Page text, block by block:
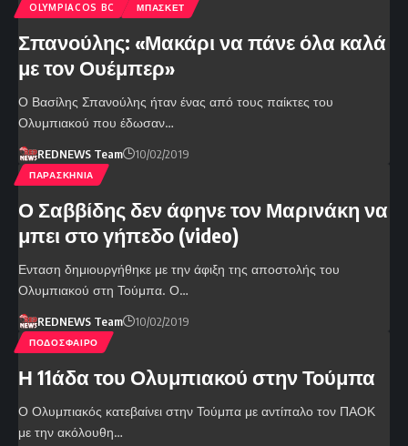
OLYMPIACOS BC ΜΠΑΣΚΕΤ
Σπανούλης: «Μακάρι να πάνε όλα καλά
με τον Ουέμπερ»
Ο Βασίλης Σπανούλης ήταν ένας από τους παίκτες του
Ολυμπιακού που έδωσαν…
REDNEWS Team 10/02/2019
ΠΑΡΑΣΚΗΝΙΑ
Ο Σαββίδης δεν άφηνε τον Μαρινάκη να
μπει στο γήπεδο (video)
Ενταση δημιουργήθηκε με την άφιξη της αποστολής του
Ολυμπιακού στη Τούμπα. Ο…
REDNEWS Team 10/02/2019
ΠΟΔΟΣΦΑΙΡΟ
Η 11άδα του Ολυμπιακού στην Τούμπα
Ο Ολυμπιακός κατεβαίνει στην Τούμπα με αντίπαλο τον ΠΑΟΚ
με την ακόλουθη…